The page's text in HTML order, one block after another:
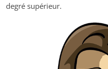
degré supérieur.